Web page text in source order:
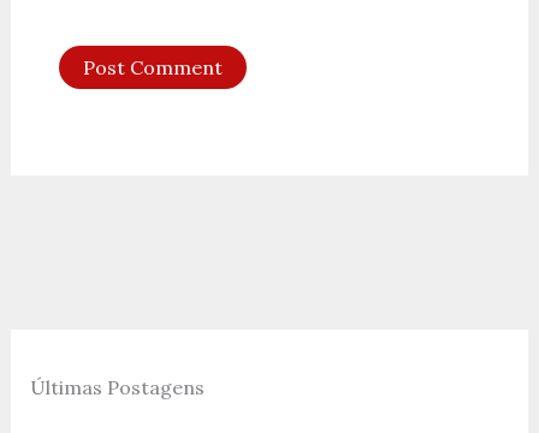
Últimas Postagens